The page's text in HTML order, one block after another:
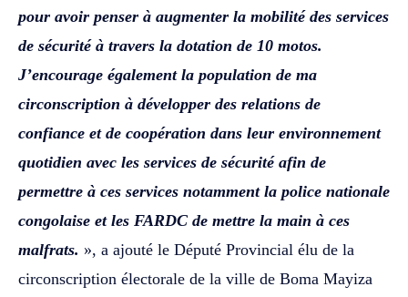
pour avoir penser à augmenter la mobilité des services
de sécurité à travers la dotation de 10 motos.
J’encourage également la population de ma
circonscription à développer des relations de
confiance et de coopération dans leur environnement
quotidien avec les services de sécurité afin de
permettre à ces services notamment la police nationale
congolaise et les FARDC de mettre la main à ces
malfrats. », a ajouté le Député Provincial élu de la
circonscription électorale de la ville de Boma Mayiza